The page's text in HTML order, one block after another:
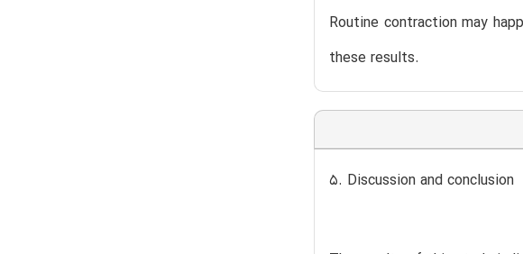
Routine contraction may
these results.
5. Discussion and conclusion